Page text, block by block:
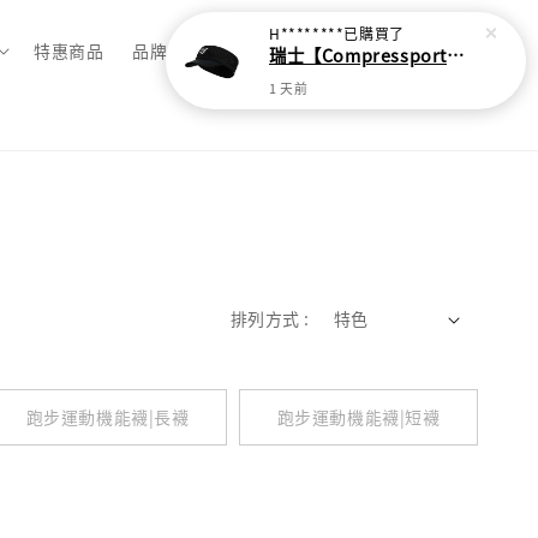
特惠商品 品牌總覽
排列方式 :
跑步運動機能襪|長襪 跑步運動機能襪|短襪
H********已購買了
瑞士【Compressport】超輕量蛛網頭帶
1 天前